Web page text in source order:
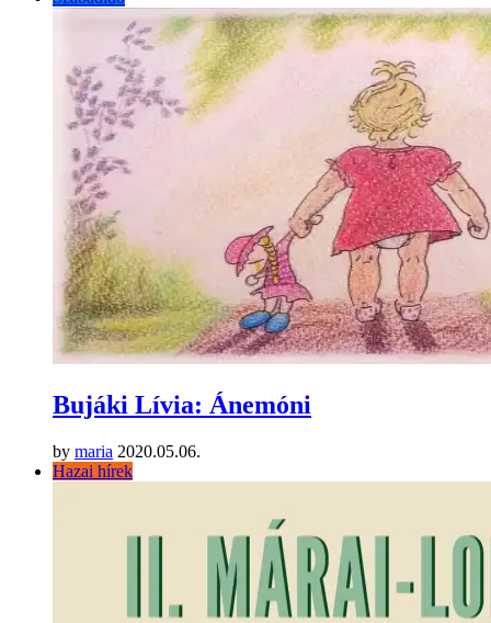
Bujáki Lívia: Ánemóni
by maria 2020.05.06.
Hazai hírek